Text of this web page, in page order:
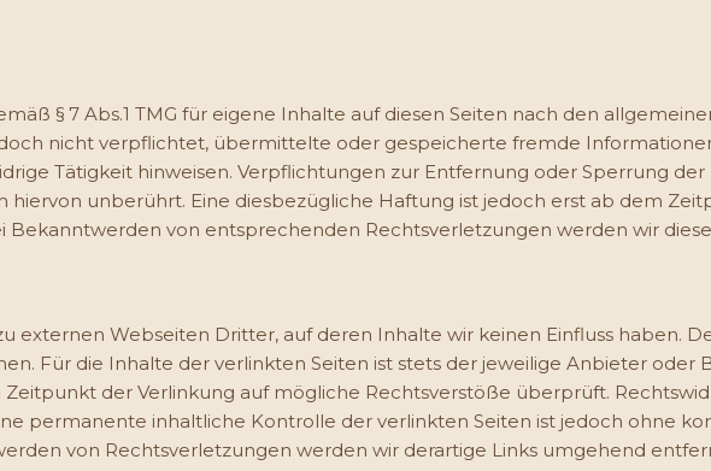
§ 7 Abs.1 TMG für eigene Inhalte auf diesen Seiten nach den
nicht verpflichtet, übermittelte oder gespeicherte fremde
Tätigkeit hinweisen. Verpflichtungen zur Entfernung oder Sperrung
hiervon unberührt. Eine diesbezügliche Haftung ist jedoch erst ab dem
Bekanntwerden von entsprechenden Rechtsverletzungen werden wir
externen Webseiten Dritter, auf deren Inhalte wir keinen Einfluss haben.
Für die Inhalte der verlinkten Seiten ist stets der jeweilige Anbieter oder
der Verlinkung auf mögliche Rechtsverstöße überprüft.
permanente inhaltliche Kontrolle der verlinkten Seiten ist jedoch ohne
von Rechtsverletzungen werden wir derartige Links umgehend